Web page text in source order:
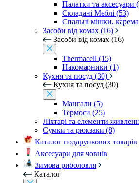
Палатки та аксесуари
Складані Меблі (53)
Спальні мішки,
Засоби від комах (16)
Засоби від комах (16)
Thermacell (15)
Накомарники (1)
Кухня та посуд (30)
Кухня та посуд (30)
Мангали (5)
Термоси (25)
Ліхтарі та елементи
Сумки та рюкзаки (8)
Каталог подарункових товарів
Аксесуари для човнів
Зимова риболовля
Каталог